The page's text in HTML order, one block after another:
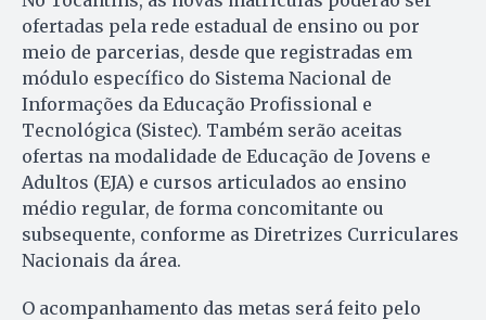
ofertadas pela rede estadual de ensino ou por
meio de parcerias, desde que registradas em
módulo específico do Sistema Nacional de
Informações da Educação Profissional e
Tecnológica (Sistec). Também serão aceitas
ofertas na modalidade de Educação de Jovens e
Adultos (EJA) e cursos articulados ao ensino
médio regular, de forma concomitante ou
subsequente, conforme as Diretrizes Curriculares
Nacionais da área.
O acompanhamento das metas será feito pelo